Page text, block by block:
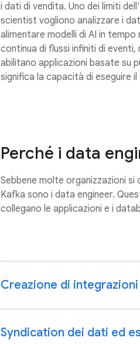
i dati di vendita. Uno dei limiti
scientist vogliono analizzare i
alimentare modelli di AI in
continua di flussi infiniti di
abilitano applicazioni basate su
significa la capacità di eseguire
Perché i data
Sebbene molte organizzazioni
Kafka sono i data engineer.
collegano le applicazioni e i
Creazione di integrazioni
Syndication dei dati ed